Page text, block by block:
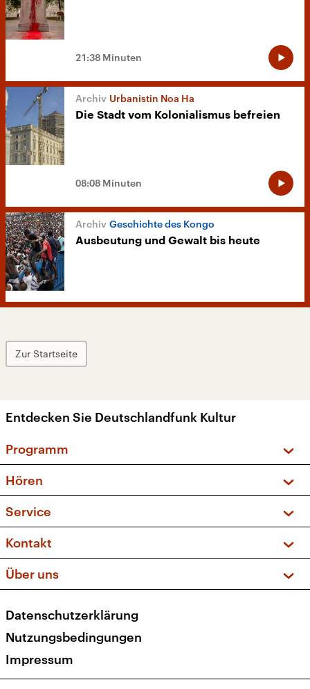
21:38 Minuten
Urbanistin Noa Ha
Die Stadt vom Kolonialismus befreien
08:08 Minuten
Geschichte des Kongo
Ausbeutung und Gewalt bis heute
Zur Startseite
Entdecken Sie Deutschlandfunk Kultur
Programm
Sendungen und Podcasts
Musikliste
Kakadu – Das Kinderprogramm
Hören
Frequenzen (UKW + DAB+)
Service
FAQ
Apps
Newsletter
Veranstaltungen
Kontakt
Social Media
Über uns
Presse
Karriere
Transparenz
Datenschutzerklärung
Nutzungsbedingungen
Impressum